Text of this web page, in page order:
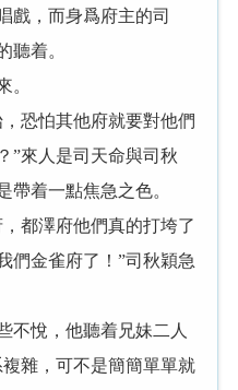
，而身爲府主的司
聽着。
恐怕其他府就要對他們
”來人是司天命與司秋
帶着一點焦急之色。
都澤府他們真的打垮了
們金雀府了！”司秋穎急
悅，他聽着兄妹二人
雜，可不是簡簡單單就